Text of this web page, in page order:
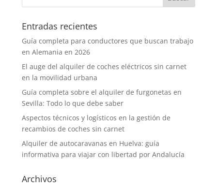
Entradas recientes
Guía completa para conductores que buscan trabajo
en Alemania en 2026
El auge del alquiler de coches eléctricos sin carnet
en la movilidad urbana
Guía completa sobre el alquiler de furgonetas en
Sevilla: Todo lo que debe saber
Aspectos técnicos y logísticos en la gestión de
recambios de coches sin carnet
Alquiler de autocaravanas en Huelva: guía
informativa para viajar con libertad por Andalucía
Archivos